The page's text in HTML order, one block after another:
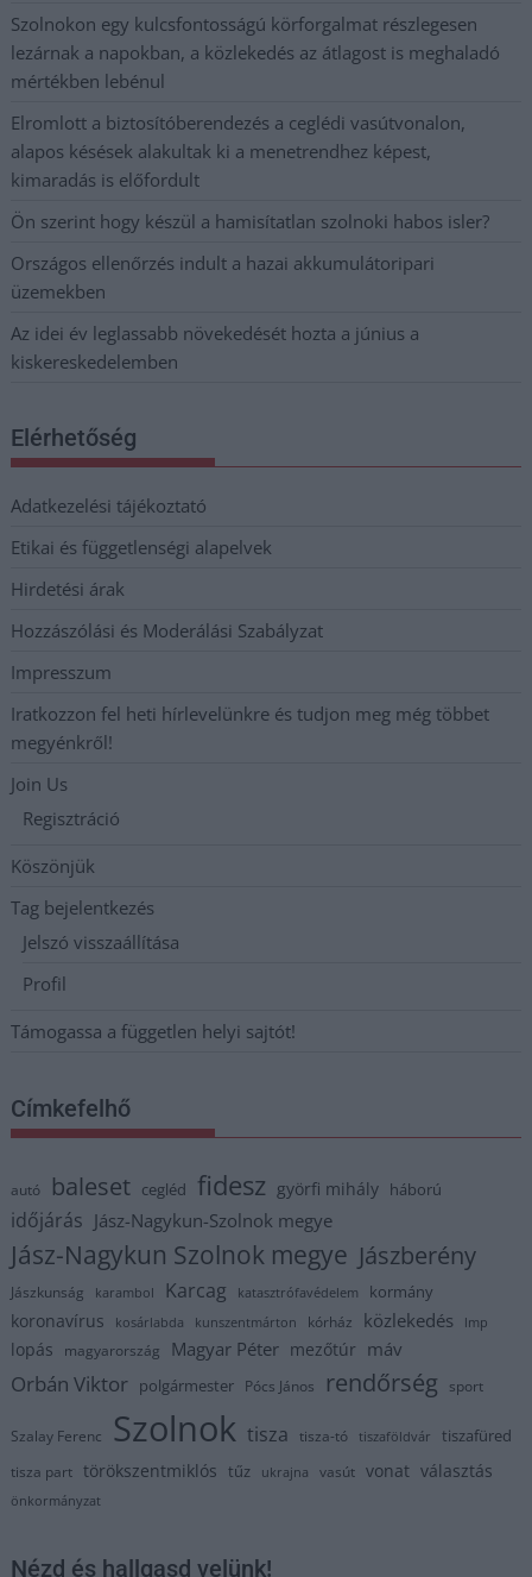
Szolnokon egy kulcsfontosságú körforgalmat részlegesen
lezárnak a napokban, a közlekedés az átlagost is meghaladó
mértékben lebénul
Elromlott a biztosítóberendezés a ceglédi vasútvonalon,
alapos késések alakultak ki a menetrendhez képest,
kimaradás is előfordult
Ön szerint hogy készül a hamisítatlan szolnoki habos isler?
Országos ellenőrzés indult a hazai akkumulátoripari
üzemekben
Az idei év leglassabb növekedését hozta a június a
kiskereskedelemben
Elérhetőség
Adatkezelési tájékoztató
Etikai és függetlenségi alapelvek
Hirdetési árak
Hozzászólási és Moderálási Szabályzat
Impresszum
Iratkozzon fel heti hírlevelünkre és tudjon meg még többet
megyénkről!
Join Us
Regisztráció
Köszönjük
Tag bejelentkezés
Jelszó visszaállítása
Profil
Támogassa a független helyi sajtót!
Címkefelhő
autó baleset cegléd fidesz györfi mihály háború
időjárás Jász-Nagykun-Szolnok megye
Jász-Nagykun Szolnok megye Jászberény
Jászkunság karambol Karcag katasztrófavédelem kormány
koronavírus kosárlabda kunszentmárton kórház közlekedés lmp
lopás magyarország Magyar Péter mezőtúr máv
Orbán Viktor polgármester Pócs János rendőrség sport
Szalay Ferenc Szolnok tisza tisza-tó tiszaföldvár tiszafüred
tisza part törökszentmiklós tűz ukrajna vasút vonat választás
önkormányzat
Nézd és hallgasd velünk!